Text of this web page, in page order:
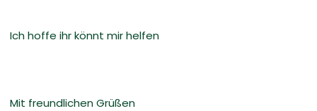
Ich hoffe ihr könnt mir helfen
Mit freundlichen Grüßen